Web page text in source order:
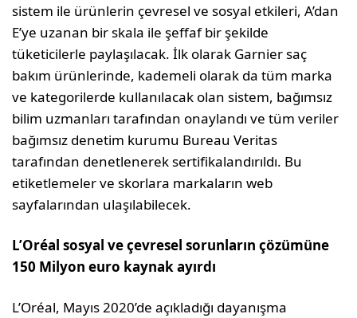
sistem ile ürünlerin çevresel ve sosyal etkileri, A’dan
E’ye uzanan bir skala ile şeffaf bir şekilde
tüketicilerle paylaşılacak. İlk olarak Garnier saç
bakım ürünlerinde, kademeli olarak da tüm marka
ve kategorilerde kullanılacak olan sistem, bağımsız
bilim uzmanları tarafından onaylandı ve tüm veriler
bağımsız denetim kurumu Bureau Veritas
tarafından denetlenerek sertifikalandırıldı. Bu
etiketlemeler ve skorlara markaların web
sayfalarından ulaşılabilecek.
L’Oréal sosyal ve çevresel sorunların çözümüne
150 Milyoneuro kaynak ayırdı
L’Oréal, Mayıs 2020’de açıkladığı dayanışma